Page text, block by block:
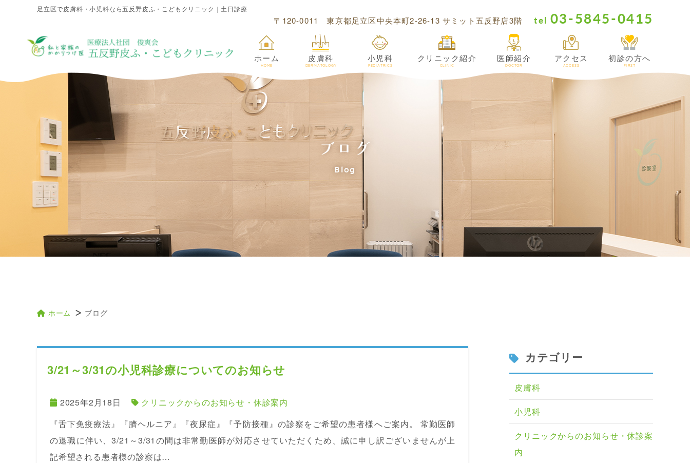
足立区で皮膚科・小児科なら五反野皮ふ・こどもクリニック｜土日診療
tel 03-5845-0415
〒120-0011 東京都足立区中央本町2-26-13 サミット五反野店3階
ホーム
HOME
皮膚科
DERMATOLOGY
小児科
PEDIATRICS
クリニック紹介
CLINIC
医師紹介
DOCTOR
アクセス
ACCESS
初診の方へ
FIRST
ブログ
Blog
ホーム ブログ
3/21～3/31の小児科診療についてのお知らせ
2025年2月18日
クリニックからのお知らせ・休診案内
『舌下免疫療法』『臍ヘルニア』『夜尿症』『予防接種』の診察をご希望の患者様へご案内。 常勤医師
の退職に伴い、3/21～3/31の間は非常勤医師が対応させていただくため、誠に申し訳ございませんが上
記希望される患者様の診察は…
カテゴリー
皮膚科
小児科
クリニックからのお知らせ・休診案
内